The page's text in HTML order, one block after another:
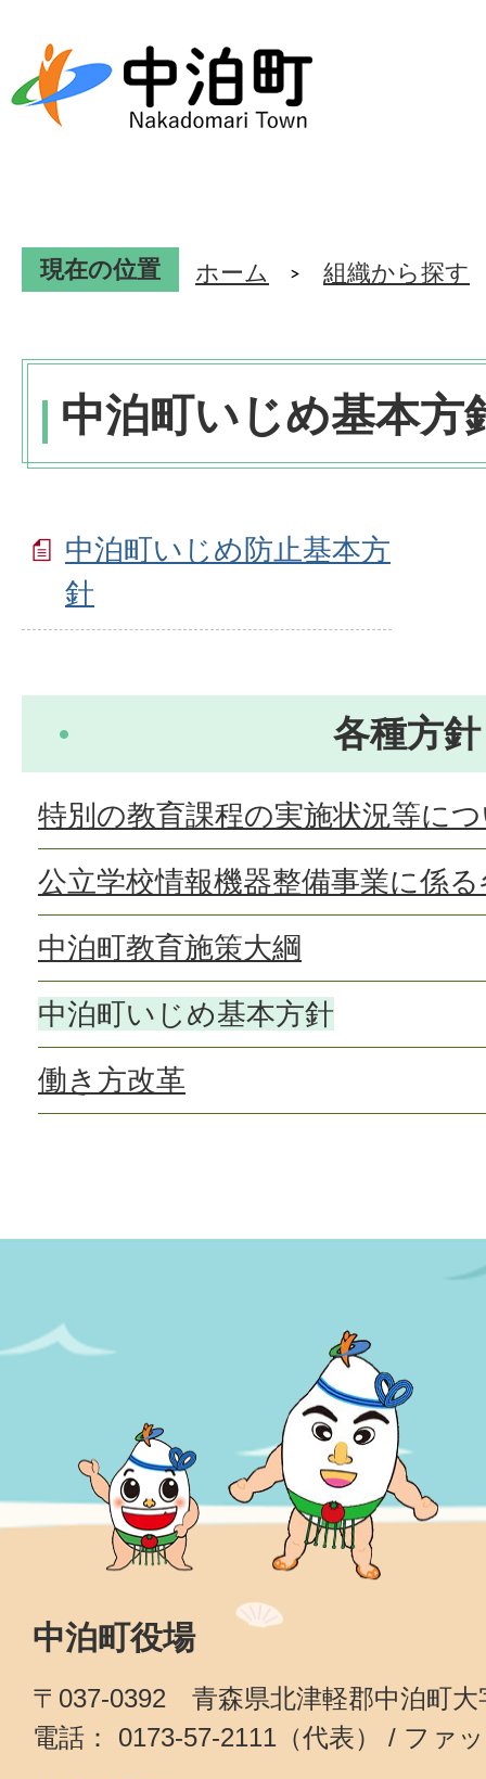
現在の位置 ホーム 組織から探す
中泊町いじめ基本方
中泊町いじめ防止基本方
針
各種方針
特別の教育課程の実施状況等に
公立学校情報機器整備事業に係
中泊町教育施策大綱
中泊町いじめ基本方針
働き方改革
中泊町役場
〒037-0392 青森県北津軽郡中泊町大
電話： 0173-57-2111（代表） / ファ